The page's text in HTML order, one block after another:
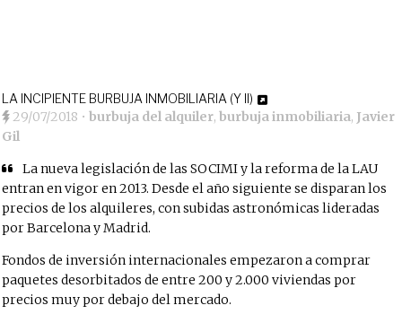
LA INCIPIENTE BURBUJA INMOBILIARIA (Y II)
29/07/2018 •burbuja del alquiler,burbuja inmobiliaria, Javier
Gil
La nueva legislación de las SOCIMI y la reforma de la LAU
entran en vigor en 2013. Desde el año siguiente se disparan los
precios de los alquileres, con subidas astronómicas lideradas
por Barcelona y Madrid.
Fondos de inversión internacionales empezaron a comprar
paquetes desorbitados de entre 200 y 2.000 viviendas por
precios muy por debajo del mercado.